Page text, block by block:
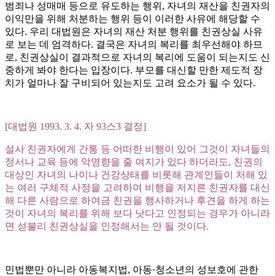
범죄나 성매매 등으로 유도하는 행위, 자녀의 재산을 친권자의
이익만을 위해 처분하는 행위 등이 이러한 사유에 해당할 수
있다. 우리 대법원은 자녀의 재산 처분 행위를 친권상실 사유
로 보는 데 엄격하다. 결국은 자녀의 복리를 최우선해야 하므
로, 친권상실이 결과적으로 자녀의 복리에 도움이 되는지도 신
중하게 봐야 한다는 입장이다. 부모를 대신할 만한 제도적 장
치가 얼마나 잘 구비되어 있는지도 고려 요소가 될 수 있다.
[대법원 1993. 3. 4. 자 93스3 결정]
설사 친권자에게 간통 등 어떠한 비행이 있어 그것이 자녀들의
정서나 교육 등에 악영향을 줄 여지가 있다 하더라도, 친권의
대상인 자녀의 나이나 건강상태를 비롯해 관계인들이 처해 있
는 여러 구체적 사정을 고려하여 비행을 저지른 친권자를 대신
해 다른 사람으로 하여금 친권을 행사하거나 후견을 하게 하는
것이 자녀의 복리를 위해 보다 낫다고 인정되는 경우가 아니라
면 섣불리 친권상실을 인정해서는 안 될 것이다.
민법뿐만 아니라 아동복지법, 아동·청소년의 성보호에 관한